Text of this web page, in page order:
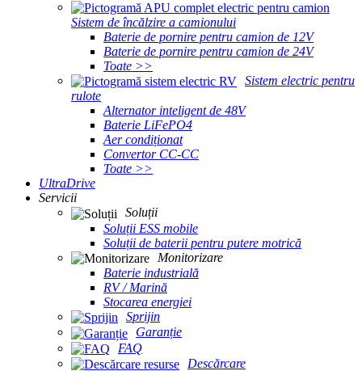
Sistem de încălzire a camionului
Baterie de pornire pentru camion de 12V
Baterie de pornire pentru camion de 24V
Toate >>
Sistem electric pentru
rulote
Alternator inteligent de 48V
Baterie LiFePO4
Aer condiționat
Convertor CC-CC
Toate >>
UltraDrive
Servicii
Soluții
Soluții ESS mobile
Soluții de baterii pentru putere motrică
Monitorizare
Baterie industrială
RV / Marină
Stocarea energiei
Sprijin
Garanție
FAQ
Descărcare